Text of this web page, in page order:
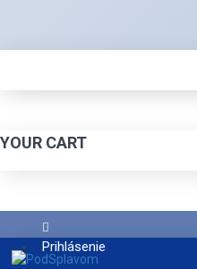
YOUR CART
Prihlásenie